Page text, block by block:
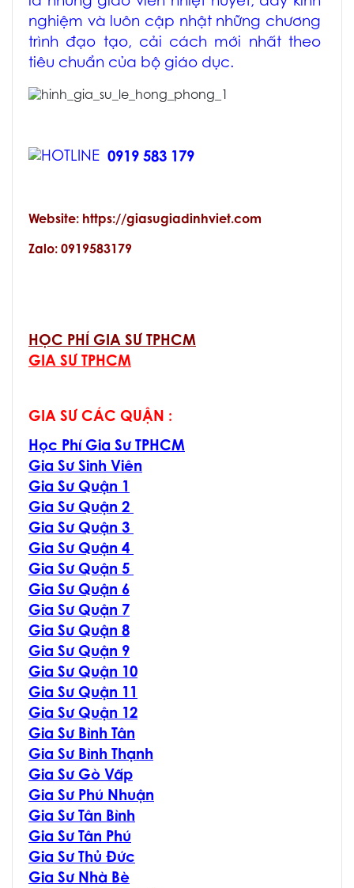
nghiệm và luôn cập nhật những chương
trình đạo tạo, cải cách mới nhất theo
tiêu chuẩn của bộ giáo dục.
0919 583 179
Website: https://giasugiadinhviet.com
Zalo: 0919583179
HỌC PHÍ GIA SƯ TPHCM
GIA SƯ TPHCM
GIA SƯ CÁC QUẬN :
Học Phí Gia Sư TPHCM
Gia Sư Sinh Viên
Gia Sư Quận 1
Gia Sư Quận 2
Gia Sư Quận 3
Gia Sư Quận 4
Gia Sư Quận 5
Gia Sư Quận 6
Gia Sư Quận 7
Gia Sư Quận 8
Gia Sư Quận 9
Gia Sư Quận 10
Gia Sư Quận 11
Gia Sư Quận 12
Gia Sư Bình Tân
Gia Sư Bình Thạnh
Gia Sư Gò Vấp
Gia Sư Phú Nhuận
Gia Sư Tân Bình
Gia Sư Tân Phú
Gia Sư Thủ Đức
Gia Sư Nhà Bè